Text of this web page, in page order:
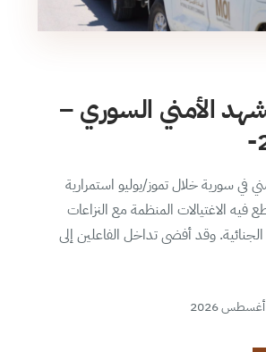
الأمني السوري –
في سورية خلال تموز/يوليو استمرارية
فيه الاغتيالات المنظمة مع النزاعات
الجنائية. وقد أفضى تداخل الفاعلين إلى